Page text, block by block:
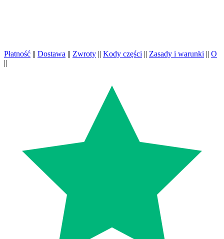
Płatność || Dostawa || Zwroty || Kody części || Zasady i warunki || O
||